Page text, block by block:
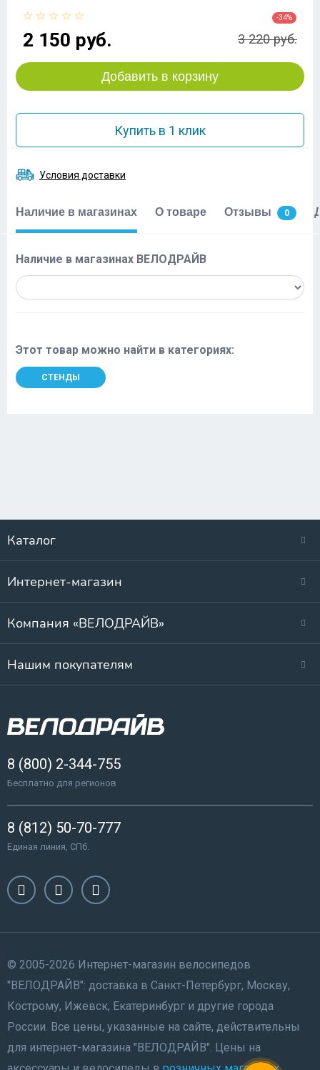
2 150 руб.
-34%
3 220 руб.
Добавить в корзину
Купить в 1 клик
Условия доставки
Наличие в магазинах О товаре Отзывы 0
Наличие в магазинах ВЕЛОДРАЙВ
Этот товар можно найти в категориях:
СТЕНДЫ
Каталог
Интернет-магазин
Компания «ВЕЛОДРАЙВ»
Нашим покупателям
8 (800) 2-344-755
Бесплатно для регионов
8 (812) 50-70-777
Единая линия, СПб.
© 2005-2026 Интернет-магазин велосипедов
"ВЕЛОДРАЙВ": доставка в Санкт-Петербург, Москву,
Кострому, Ижевск, Екатеринбург и другие города
России. Все цены, указанные на сайте, действительны
для интернет-магазина "ВЕЛОДРАЙВ". Цены на